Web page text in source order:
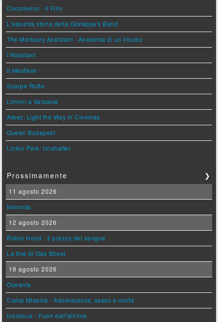
Cocomelon - Il Film
L'assurda storia della Gialappa's Band
The Mortuary Assistant - Anatomia di un Incubo
I Nisidiani
Il Mestiere
Scarpe Rotte
Limoni a Varsavia
Ateez: Light the Way in Cinemas
Queen Budapest
Linkin Park: Unshatter
Prossimamente ❯
11 agosto 2026
Nimrods
12 agosto 2026
Robin Hood - Il prezzo del sangue
La fine di Oak Street
19 agosto 2026
Oceania
Camp Miasma - Adolescenza, sesso e morte
Insidious - Fuori dall'altrove